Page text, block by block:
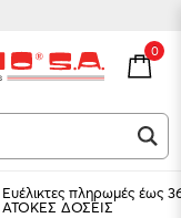
0
Ευέλικτες πληρωμές έως
ΑΤΟΚΕΣ ΔΟΣΕΙΣ